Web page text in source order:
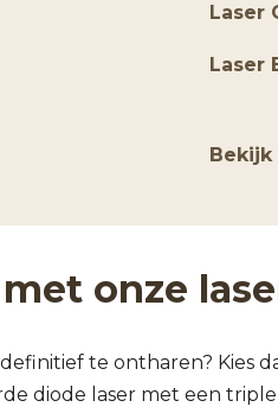
Laser
Laser
Bekijk
onze
te ontharen? Kies
diode laser met een